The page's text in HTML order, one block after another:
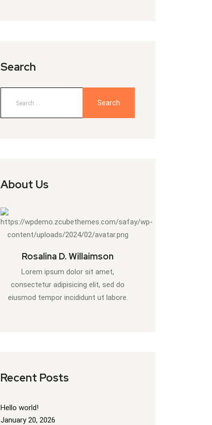
Search
About Us
Rosalina D. Willaimson
Lorem ipsum dolor sit amet,
consectetur adipisicing elit, sed do
eiusmod tempor incididunt ut labore.
Recent Posts
Hello world!
January 20, 2026